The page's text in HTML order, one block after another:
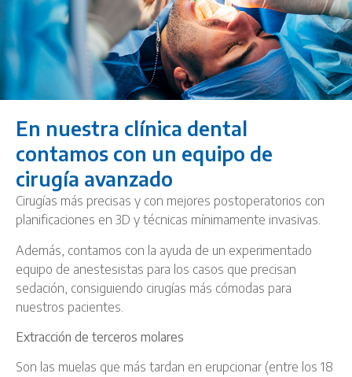
En nuestra clínica dental
contamos con un equipo de
cirugía avanzado
Cirugías más precisas y con mejores postoperatorios con
planificaciones en 3D y técnicas mínimamente invasivas.
Además, contamos con la ayuda de un experimentado
equipo de anestesistas para los casos que precisan
sedación, consiguiendo cirugías más cómodas para
nuestros pacientes.
Extracción de terceros molares
Son las muelas que más tardan en erupcionar (entre los 18